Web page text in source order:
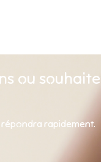
ou
rapidement.